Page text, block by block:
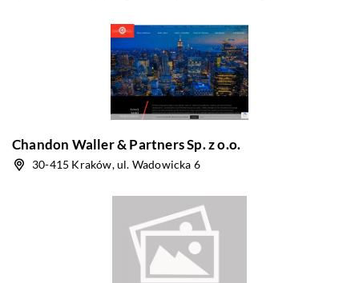
Chandon Waller & Partners Sp. z o.o.
30-415 Kraków, ul. Wadowicka 6